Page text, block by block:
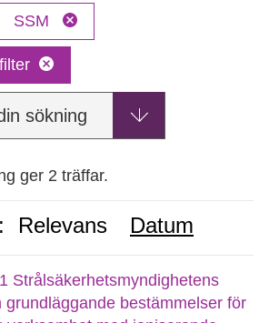
SSM
sökning
ger 2 träffar.
Relevans Datum
Strålsäkerhetsmyndighetens
grundläggande bestämmelser för